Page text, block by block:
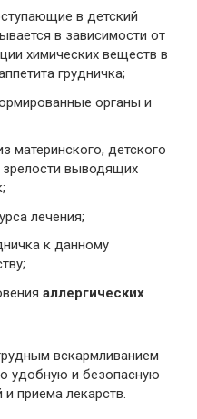
в детский
в зависимости от
химических веществ в
грудничка;
органы и
материнского, детского
зрелости выводящих
лечения;
к данному
аллергических
вскармливанием
удобную и безопасную
приема лекарств.